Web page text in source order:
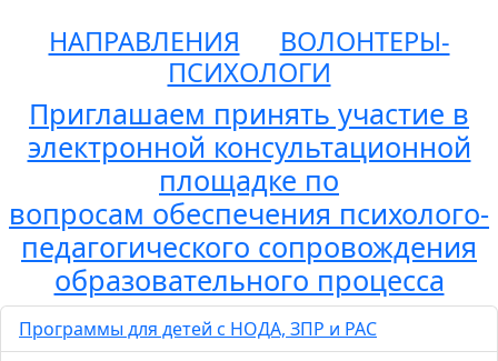
НАПРАВЛЕНИЯ
ВОЛОНТЕРЫ-
ПСИХОЛОГИ
Приглашаем принять участие в
электронной консультационной
площадке по
вопросам обеспечения психолого-
педагогического сопровождения
образовательного процесса
Программы для детей с НОДА, ЗПР и РАС